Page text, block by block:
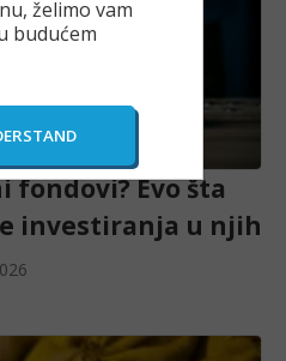
fondovi? Evo šta
investiranja u njih
želimo vam
budućem